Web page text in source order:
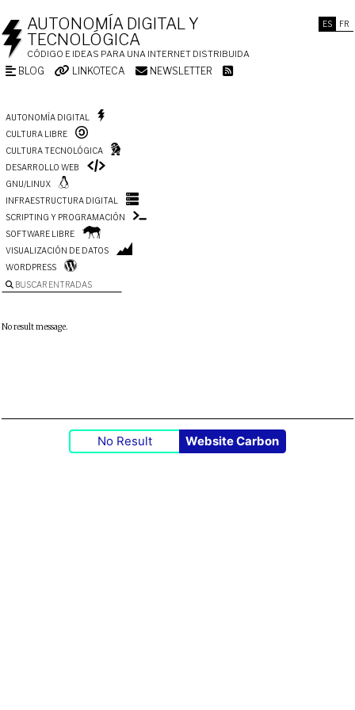
ES FR
AUTONOMÍA DIGITAL Y
TECNOLÓGICA
CÓDIGO E IDEAS PARA UNA INTERNET DISTRIBUIDA
BLOG LINKOTECA NEWSLETTER
AUTONOMÍA DIGITAL
CULTURA LIBRE
CULTURA TECNOLÓGICA
DESARROLLO WEB
GNU/LINUX
INFRAESTRUCTURA DIGITAL
SCRIPTING Y PROGRAMACIÓN
SOFTWARE LIBRE
VISUALIZACIÓN DE DATOS
WORDPRESS
BUSCAR ENTRADAS
No result message.
No Result Website Carbon